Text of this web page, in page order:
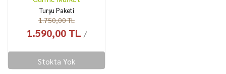
Turşu Paketi
1.750,00 TL
1.590,00 TL /
Stokta Yok